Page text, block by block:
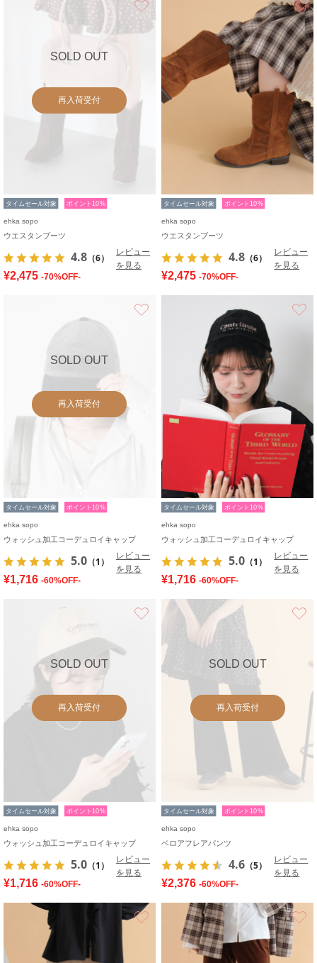
SOLD OUT
再入荷受付
タイムセール対象 ポイント10%
ehka sopo
ウエスタンブーツ
4.8 （6）
レビュー
を見る
¥2,475 -70%OFF-
タイムセール対象 ポイント10%
ehka sopo
ウエスタンブーツ
4.8 （6）
レビュー
を見る
¥2,475 -70%OFF-
SOLD OUT
再入荷受付
タイムセール対象 ポイント10%
ehka sopo
ウォッシュ加工コーデュロイキャップ
5.0 （1）
レビュー
を見る
¥1,716 -60%OFF-
タイムセール対象 ポイント10%
ehka sopo
ウォッシュ加工コーデュロイキャップ
5.0 （1）
レビュー
を見る
¥1,716 -60%OFF-
SOLD OUT
再入荷受付
お気に入り
タイムセール対象 ポイント10%
ehka sopo
ウォッシュ加工コーデュロイキャップ
5.0 （1）
レビュー
を見る
¥1,716 -60%OFF-
SOLD OUT
再入荷受付
タイムセール対象 ポイント10%
ehka sopo
ベロアフレアパンツ
4.6 （5）
レビュー
を見る
¥2,376 -60%OFF-
お気に入り